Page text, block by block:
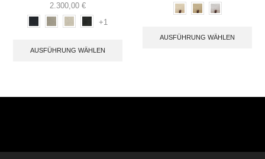
2.300,00 €
+1
AUSFÜHRUNG WÄHLEN
AUSFÜHRUNG WÄHLEN